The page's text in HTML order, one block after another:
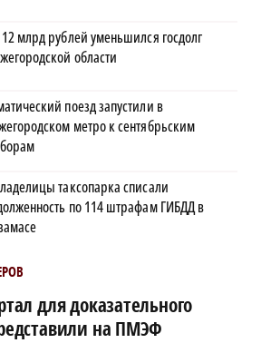
млрд рублей уменьшился госдолг
области
поезд запустили в
метро к сентябрьским
таксопарка списали
по 114 штрафам ГИБДД в
для доказательного
на ПМЭФ